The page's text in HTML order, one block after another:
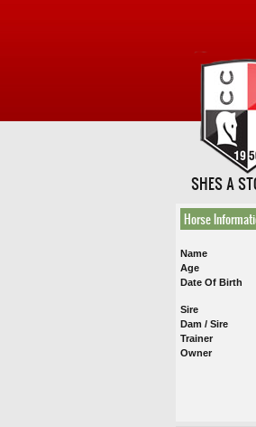
SHES A
Horse
Name
Age
Date Of Birth
Sire
Dam / Sire
Trainer
Owner